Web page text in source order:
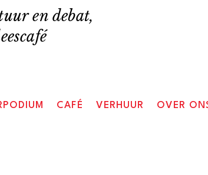
en debat,
CAFÉ VERHUUR OVER